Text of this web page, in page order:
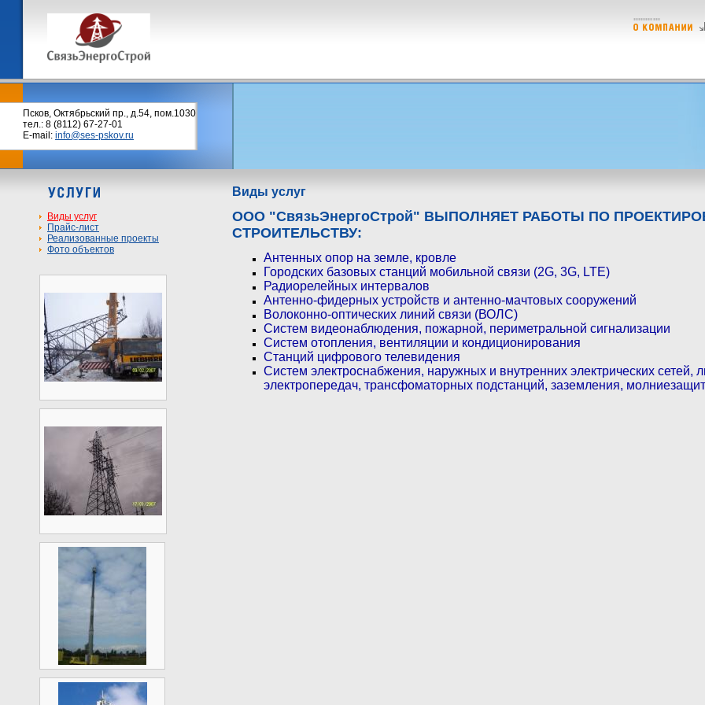
Псков, Октябрьский пр., д.54, пом.1030
тел.: 8 (8112) 67-27-01
E-mail: info@ses-pskov.ru
Виды услуг
Прайс-лист
Реализованные проекты
Фото объектов
Виды услуг
ООО "СвязьЭнергоСтрой" ВЫПОЛНЯЕТ РАБОТЫ ПО
СТРОИТЕЛЬСТВУ:
Антенных опор на земле, кровле
Городских базовых станций мобильной связи (2G, 3G, LTE)
Радиорелейных интервалов
Антенно-фидерных устройств и антенно-мачтовых сооружений
Волоконно-оптических линий связи (ВОЛС)
Систем видеонаблюдения, пожарной, периметральной сигнализации
Систем отопления, вентиляции и кондиционирования
Станций цифрового телевидения
Систем электроснабжения, наружных и внутренних электрических сетей,
электропередач, трансфоматорных подстанций, заземления,